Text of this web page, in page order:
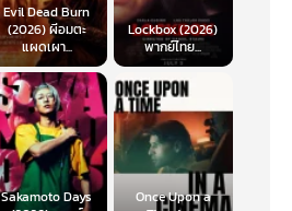
Evil Dead Burn
(2026) ผีอมตะ
แผดเผา...
Lockbox (2026)
พากย์ไทย...
Sakamoto Days
Once Upon a